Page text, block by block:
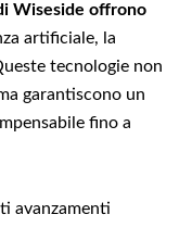
Wiseside offrono
artificiale, la
tecnologie non
garantiscono un
fino a
avanzamenti